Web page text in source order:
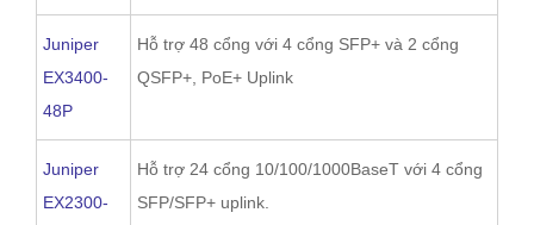
Juniper
EX3400-
48P
Hỗ trợ 48 cổng với 4 cổng SFP+ và 2 cổng
QSFP+, PoE+ Uplink
Juniper
EX2300-
Hỗ trợ 24 cổng 10/100/1000BaseT với 4 cổng
SFP/SFP+ uplink.